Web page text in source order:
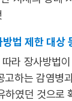
법 제한 대상
라 장사방법
고하는 감염병
하였던 것으로